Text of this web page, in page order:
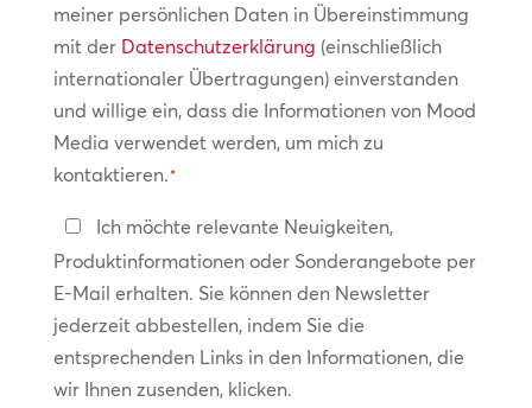
*
meiner persönlichen Daten in Übereinstimmung
mit der Datenschutzerklärung (einschließlich
internationaler Übertragungen) einverstanden
und willige ein, dass die Informationen von Mood
Media verwendet werden, um mich zu
kontaktieren.*
In
Kontakt
bleiben
Ich möchte relevante Neuigkeiten,
Produktinformationen oder Sonderangebote per
E-Mail erhalten. Sie können den Newsletter
jederzeit abbestellen, indem Sie die
entsprechenden Links in den Informationen, die
wir Ihnen zusenden, klicken.